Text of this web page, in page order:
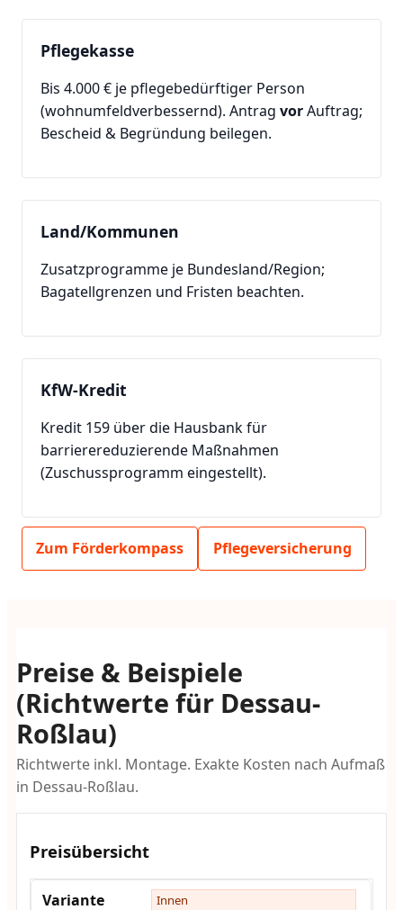
Pflegekasse
Bis 4.000 € je pflegebedürftiger Person
(wohnumfeldverbessernd). Antrag vorAuftrag;
Bescheid & Begründung beilegen.
Land/Kommunen
Zusatzprogramme je Bundesland/Region;
Bagatellgrenzen und Fristen beachten.
KfW-Kredit
Kredit 159 über die Hausbank für
barrierereduzierende Maßnahmen
(Zuschussprogramm eingestellt).
Zum Förderkompass Pflegeversicherung
Preise & Beispiele
(Richtwerte für Dessau-
Roßlau)
Richtwerte inkl. Montage. Exakte Kosten nach Aufmaß
in Dessau-Roßlau.
Preisübersicht
Innen